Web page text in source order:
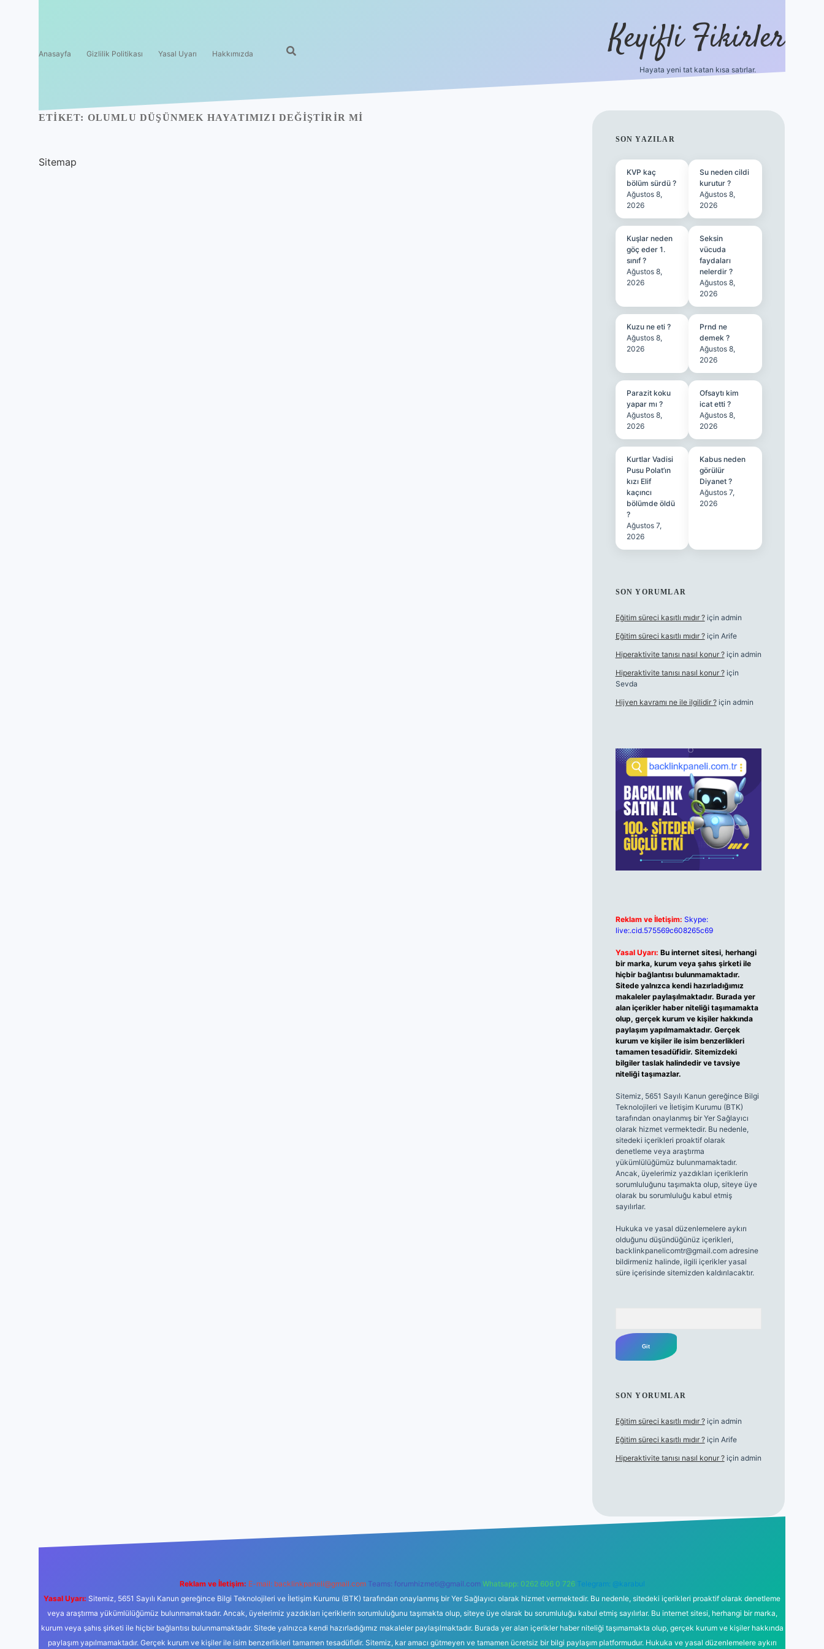
Anasayfa Gizlilik Politikası Yasal Uyarı Hakkımızda Keyifli Fikirler
Hayata yeni tat katan kısa satırlar.
ETIKET: OLUMLU DÜŞÜNMEK HAYATIMIZI DEĞIŞTIRIR MI
Sitemap
SIDEBAR
SON YAZILAR
KVP kaç
bölüm sürdü ?
Ağustos 8,
2026
Su neden cildi
kurutur ?
Ağustos 8,
2026
Kuşlar neden
göç eder 1.
sınıf ?
Ağustos 8,
2026
Seksin
vücuda
faydaları
nelerdir ?
Ağustos 8,
2026
Kuzu ne eti ?
Ağustos 8,
2026
Prnd ne
demek ?
Ağustos 8,
2026
Parazit koku
yapar mı ?
Ağustos 8,
2026
Ofsaytı kim
icat etti ?
Ağustos 8,
2026
Kurtlar Vadisi
Pusu Polat’ın
kızı Elif
kaçıncı
bölümde öldü
?
Ağustos 7,
2026
Kabus neden
görülür
Diyanet ?
Ağustos 7,
2026
SON YORUMLAR
Eğitim süreci kasıtlı mıdır ?için admin
Eğitim süreci kasıtlı mıdır ?için Arife
Hiperaktivite tanısı nasıl konur ?için admin
Hiperaktivite tanısı nasıl konur ?için
Sevda
Hijyen kavramı ne ile ilgilidir ?için admin
Reklam ve İletişim: Skype:
live:.cid.575569c608265c69
Yasal Uyarı: Bu internet sitesi, herhangi
bir marka, kurum veya şahıs şirketi ile
hiçbir bağlantısı bulunmamaktadır.
Sitede yalnızca kendi hazırladığımız
makaleler paylaşılmaktadır. Burada yer
alan içerikler haber niteliği taşımamakta
olup, gerçek kurum ve kişiler hakkında
paylaşım yapılmamaktadır. Gerçek
kurum ve kişiler ile isim benzerlikleri
tamamen tesadüfidir. Sitemizdeki
bilgiler taslak halindedir ve tavsiye
niteliği taşımazlar.
Sitemiz, 5651 Sayılı Kanun gereğince Bilgi
Teknolojileri ve İletişim Kurumu (BTK)
tarafından onaylanmış bir Yer Sağlayıcı
olarak hizmet vermektedir. Bu nedenle,
sitedeki içerikleri proaktif olarak
denetleme veya araştırma
yükümlülüğümüz bulunmamaktadır.
Ancak, üyelerimiz yazdıkları içeriklerin
sorumluluğunu taşımakta olup, siteye üye
olarak bu sorumluluğu kabul etmiş
sayılırlar.
Hukuka ve yasal düzenlemelere aykırı
olduğunu düşündüğünüz içerikleri,
backlinkpanelicomtr@gmail.comadresine
bildirmeniz halinde, ilgili içerikler yasal
süre içerisinde sitemizden kaldırılacaktır.
SON YORUMLAR
Eğitim süreci kasıtlı mıdır ?için admin
Eğitim süreci kasıtlı mıdır ?için Arife
Hiperaktivite tanısı nasıl konur ?için admin
vd casino giriş
Reklam ve İletişim: E-mail: backlinkpaneli@gmail.com Teams: forumhizmeti@gmail.com Whatsapp: 0262 606 0 726 Telegram: @karabul
Yasal Uyarı: Sitemiz, 5651 Sayılı Kanun gereğince Bilgi Teknolojileri ve İletişim Kurumu (BTK) tarafından onaylanmış bir Yer Sağlayıcı olarak hizmet vermektedir. Bu nedenle, sitedeki içerikleri proaktif olarak denetleme
veya araştırma yükümlülüğümüz bulunmamaktadır. Ancak, üyelerimiz yazdıkları içeriklerin sorumluluğunu taşımakta olup, siteye üye olarak bu sorumluluğu kabul etmiş sayılırlar. Bu internet sitesi, herhangi bir marka,
kurum veya şahıs şirketi ile hiçbir bağlantısı bulunmamaktadır. Sitede yalnızca kendi hazırladığımız makaleler paylaşılmaktadır. Burada yer alan içerikler haber niteliği taşımamakta olup, gerçek kurum ve kişiler hakkında
paylaşım yapılmamaktadır. Gerçek kurum ve kişiler ile isim benzerlikleri tamamen tesadüfidir. Sitemiz, kar amacı gütmeyen ve tamamen ücretsiz bir bilgi paylaşım platformudur. Hukuka ve yasal düzenlemelere aykırı